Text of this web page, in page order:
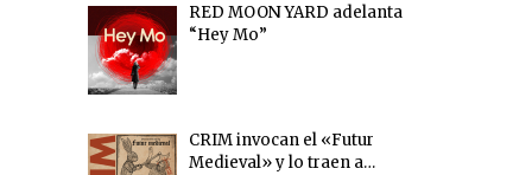
RED MOON YARD adelanta
“Hey Mo”
CRIM invocan el «Futur
Medieval» y lo traen a…